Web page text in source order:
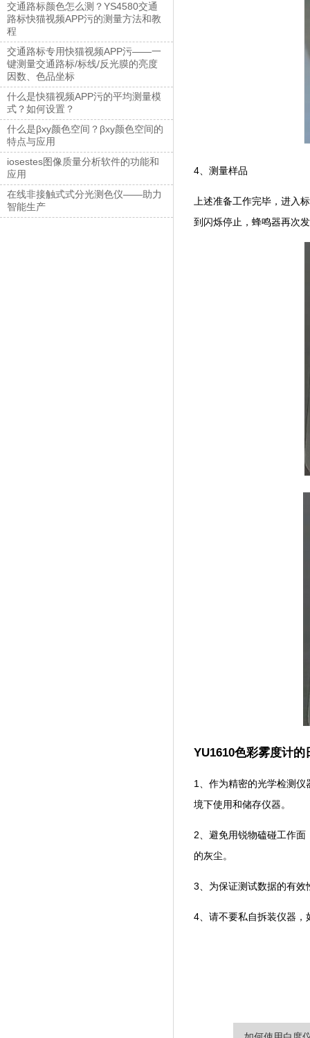
交通路标颜色怎么测？YS4580交通
路标快猫视频APP污的测量方法和教
程
交通路标专用快猫视频APP污——一
键测量交通路标/标线/反光膜的亮度
因数、色品坐标
什么是快猫视频APP污的平均测量模
式？如何设置？
什么是βxy颜色空间？βxy颜色空间的
特点与应用
iosestes图像质量分析软件的功能和
应用
在线非接触式式分光测色仪——助力
智能生产
4、测量样品
上述准备工作完毕，进入
到闪烁停止，蜂鸣器再次发
YU1610色彩雾度计的
1、作为精密的光学检测
境下使用和储存仪器。
2、避免用锐物磕碰工
的灰尘。
3、为保证测试数据的有
4、请不要私自拆装仪器